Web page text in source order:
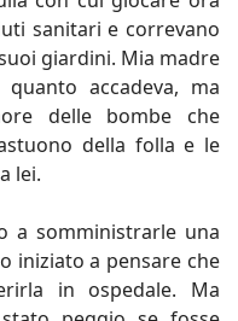
sanitari e correvano
giardini. Mia madre
accadeva, ma
delle bombe che
della folla e le
lei.
a somministrarle una
iniziato a pensare che
in ospedale. Ma